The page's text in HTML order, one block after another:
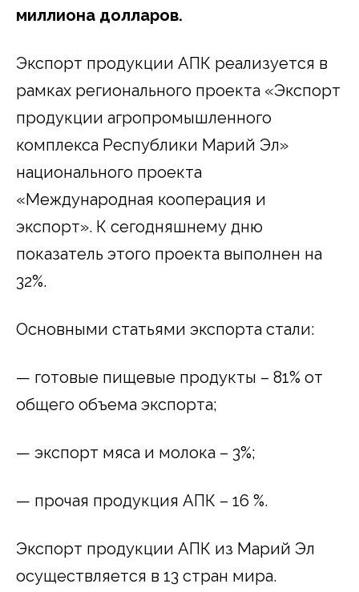
миллиона долларов.
Экспорт продукции АПК реализуется в
рамках регионального проекта «Экспорт
продукции агропромышленного
комплекса Республики Марий Эл»
национального проекта
«Международная кооперация и
экспорт». К сегодняшнему дню
показатель этого проекта выполнен на
32%.
Основными статьями экспорта стали:
— готовые пищевые продукты – 81% от
общего объема экспорта;
— экспорт мяса и молока – 3%;
— прочая продукция АПК – 16 %.
Экспорт продукции АПК из Марий Эл
осуществляется в 13 стран мира.